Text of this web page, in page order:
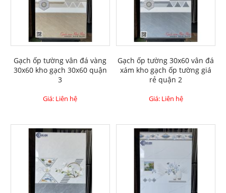
Gạch ốp tường vân đá vàng
30x60 kho gạch 30x60 quận
3
Giá: Liên hệ
Gạch ốp tường 30x60 vân đá
xám kho gạch ốp tường giá
rẻ quận 2
Giá: Liên hệ